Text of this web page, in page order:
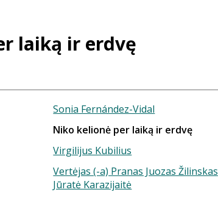
laiką ir erdvę
Sonia Fernández-Vidal
Niko kelionė per laiką ir erdvę
Virgilijus Kubilius
Vertėjas (-a) Pranas Juozas Žilinskas
Jūratė Karazijaitė